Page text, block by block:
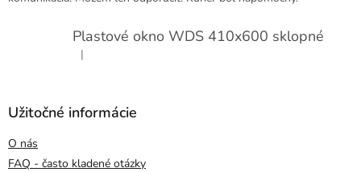
Plastové okno WDS 410x600 sklopné
Hodnotenie produktu je 5 z 5 hviezdičiek.
|
Užitočné informácie
O nás
FAQ - často kladené otázky